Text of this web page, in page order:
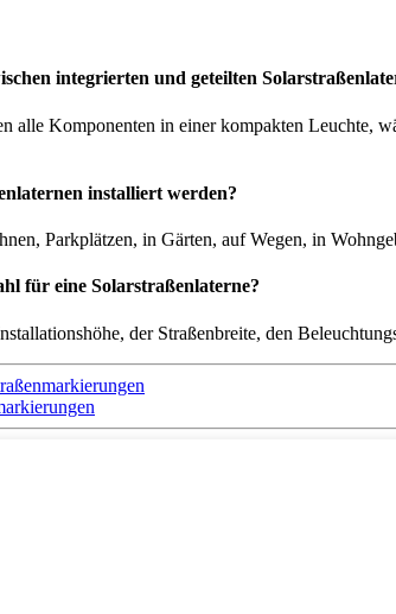
integrierten und geteilten
alle Komponenten in einer kompakten Leuchte,
installiert werden?
Parkplätzen, in Gärten, auf Wegen, in
für eine Solarstraßenlaterne?
der Straßenbreite, den